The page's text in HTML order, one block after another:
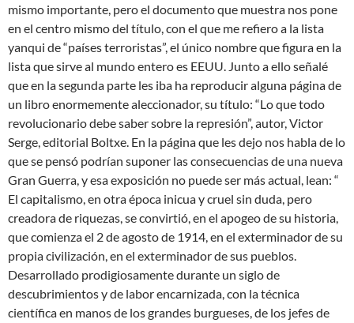
mismo importante, pero el documento que muestra nos pone
en el centro mismo del título, con el que me refiero a la lista
yanqui de “países terroristas”, el único nombre que figura en la
lista que sirve al mundo entero es EEUU. Junto a ello señalé
que en la segunda parte les iba ha reproducir alguna página de
un libro enormemente aleccionador, su título: “Lo que todo
revolucionario debe saber sobre la represión”, autor, Victor
Serge, editorial Boltxe. En la página que les dejo nos habla de lo
que se pensó podrían suponer las consecuencias de una nueva
Gran Guerra, y esa exposición no puede ser más actual, lean: “
El capitalismo, en otra época inicua y cruel sin duda, pero
creadora de riquezas, se convirtió, en el apogeo de su historia,
que comienza el 2 de agosto de 1914, en el exterminador de su
propia civilización, en el exterminador de sus pueblos.
Desarrollado prodigiosamente durante un siglo de
descubrimientos y de labor encarnizada, con la técnica
científica en manos de los grandes burgueses, de los jefes de